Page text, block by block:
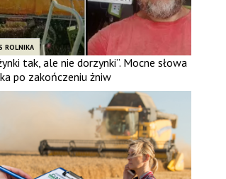
ROLNIKA
tak, ale nie dorzynki”. Mocne słowa
po zakończeniu żniw